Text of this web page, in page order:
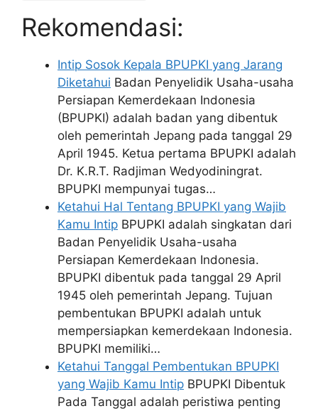
Rekomendasi:
Intip Sosok Kepala BPUPKI yang Jarang
Diketahui Badan Penyelidik Usaha-usaha
Persiapan Kemerdekaan Indonesia
(BPUPKI) adalah badan yang dibentuk
oleh pemerintah Jepang pada tanggal 29
April 1945. Ketua pertama BPUPKI adalah
Dr. K.R.T. Radjiman Wedyodiningrat.
BPUPKI mempunyai tugas…
Ketahui Hal Tentang BPUPKI yang Wajib
Kamu Intip BPUPKI adalah singkatan dari
Badan Penyelidik Usaha-usaha
Persiapan Kemerdekaan Indonesia.
BPUPKI dibentuk pada tanggal 29 April
1945 oleh pemerintah Jepang. Tujuan
pembentukan BPUPKI adalah untuk
mempersiapkan kemerdekaan Indonesia.
BPUPKI memiliki…
Ketahui Tanggal Pembentukan BPUPKI
yang Wajib Kamu Intip BPUPKI Dibentuk
Pada Tanggal adalah peristiwa penting